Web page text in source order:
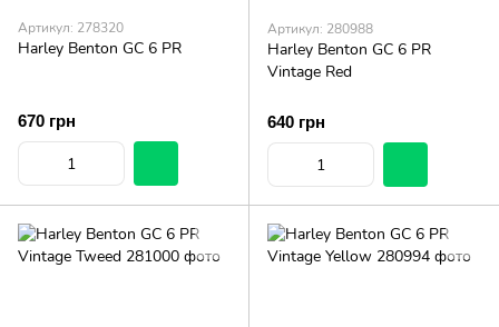
Артикул: 278320
Harley Benton GC 6 PR
670 грн
Артикул: 280988
Harley Benton GC 6 PR
Vintage Red
640 грн